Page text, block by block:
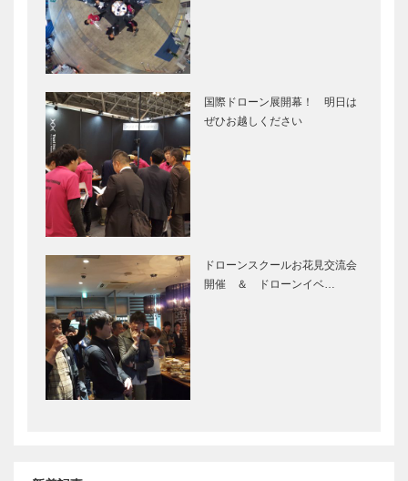
国際ドローン展開幕！ 明日は
ぜひお越しください
ドローンスクールお花見交流会
開催 ＆ ドローンイベ…